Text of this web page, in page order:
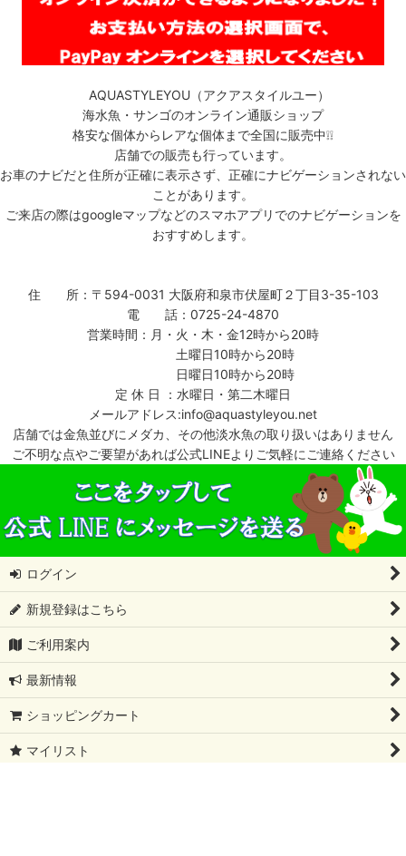
AQUASTYLEYOU（アクアスタイルユー）
海水魚・サンゴのオンライン通販ショップ
格安な個体からレアな個体まで全国に販売中❕❕
店舗での販売も行っています。
お車のナビだと住所が正確に表示さず、正確にナビゲーションされない
ことがあります。
ご来店の際はgoogleマップなどのスマホアプリでのナビゲーションを
おすすめします。
住 所：〒594-0031 大阪府和泉市伏屋町２丁目3-35-103
電 話：0725-24-4870
営業時間：月・火・木・金12時から20時
土曜日10時から20時
日曜日10時から20時
定 休 日 ：水曜日・第二木曜日
メールアドレス:info@aquastyleyou.net
店舗では金魚並びにメダカ、その他淡水魚の取り扱いはありません
ご不明な点やご要望があれば公式LINEよりご気軽にご連絡ください
ログイン
新規登録はこちら
ご利用案内
最新情報
ショッピングカート
マイリスト